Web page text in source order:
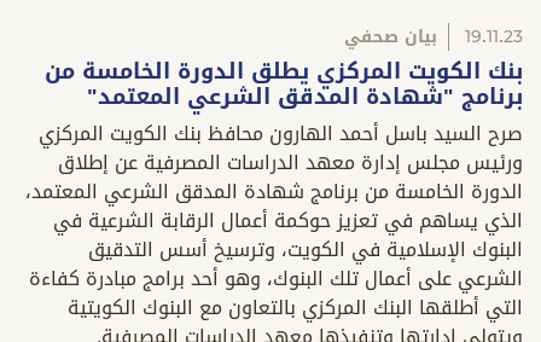
19.11.23 بيان صحفي
بنك الكويت المركزي يطلق الدورة الخامسة من
برنامج "شهادة المدقق الشرعي المعتمد"
صرح السيد باسل أحمد الهارون محافظ بنك الكويت المركزي
ورئيس مجلس إدارة معهد الدراسات المصرفية عن إطلاق
الدورة الخامسة من برنامج شهادة المدقق الشرعي المعتمد،
الذي يساهم في تعزيز حوكمة أعمال الرقابة الشرعية في
البنوك الإسلامية في الكويت، وترسيخ أسس التدقيق
الشرعي على أعمال تلك البنوك، وهو أحد برامج مبادرة كفاءة
التي أطلقها البنك المركزي بالتعاون مع البنوك الكويتية